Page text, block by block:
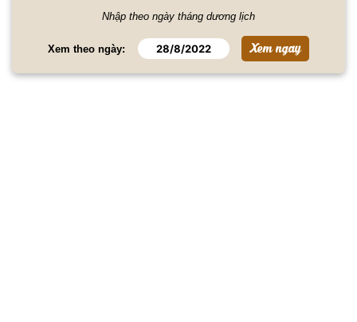
Nhập theo ngày tháng dương lịch
Xem theo ngày: